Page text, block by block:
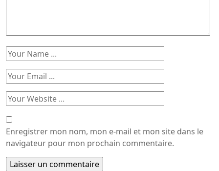
Enregistrer mon nom, mon e-mail et mon site dans le
navigateur pour mon prochain commentaire.